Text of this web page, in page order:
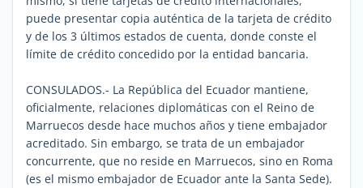
puede presentar copia auténtica de la tarjeta de crédito
y de los 3 últimos estados de cuenta, donde conste el
límite de crédito concedido por la entidad bancaria.
CONSULADOS.- La República del Ecuador mantiene,
oficialmente, relaciones diplomáticas con el Reino de
Marruecos desde hace muchos años y tiene embajador
acreditado. Sin embargo, se trata de un embajador
concurrente, que no reside en Marruecos, sino en Roma
(es el mismo embajador de Ecuador ante la Santa Sede).